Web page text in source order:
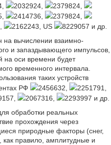
2032924,
2379824,
2414736,
2379824,
2162243, US
8229057 и др.
на вычислении взаимно-
и запаздывающего импульсов,
на оси времени будет
временного интервала.
таких устройств
РФ
2456632,
2251791,
2067316,
2293997 и др.
обработки реальных
прохождения через
природные факторы (снег,
как правило, амплитудные и